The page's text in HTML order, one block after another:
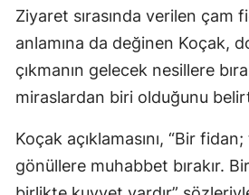
Ziyaret sırasında verilen çam
anlamına da değinen Koçak,
çıkmanın gelecek nesillere
miraslardan biri olduğunu
Koçak açıklamasını, “Bir
gönüllere muhabbet bırakır.